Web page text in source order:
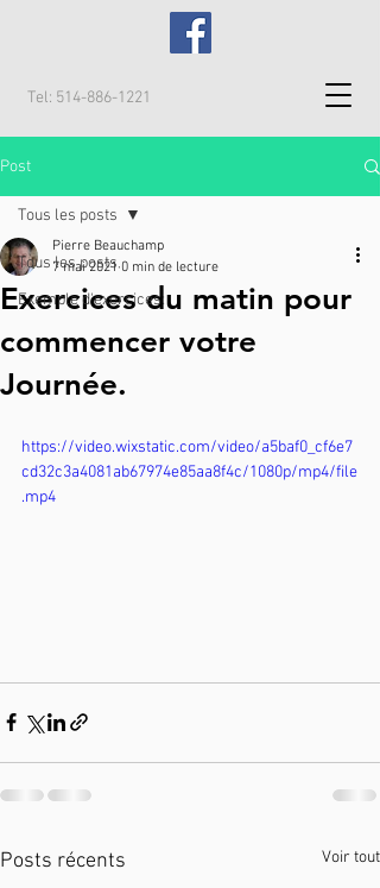
Tel: 514-886-1221
Post
Tous les posts
Exemple d'exercices:
Tous les posts
Exercices du matin pour
commencer votre
Journée.
Pierre Beauchamp
7 mai 2021 0 min de lecture
https://video.wixstatic.com/video/a5baf0_cf6e7
cd32c3a4081ab67974e85aa8f4c/1080p/mp4/file
.mp4
Posts récents Voir tout